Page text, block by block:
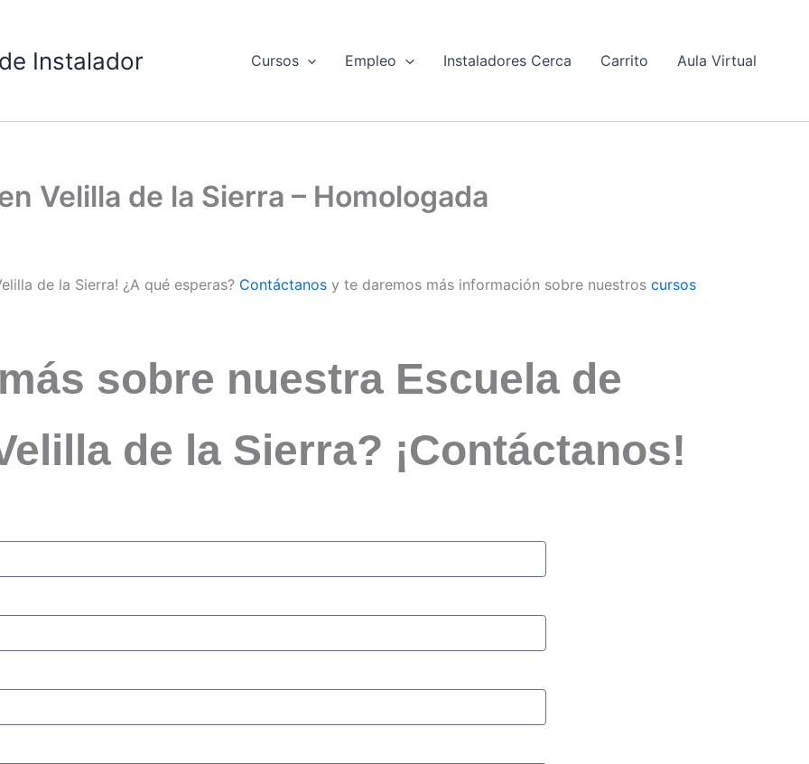
Instalador Cursos Empleo Instaladores Cerca Carrito Aula Virtual
Velilla de la Sierra – Homologada
de la Sierra! ¿A qué esperas? Contáctanos y te daremos más información sobre nuestros cursos
sobre nuestra Escuela de
de la Sierra? ¡Contáctanos!